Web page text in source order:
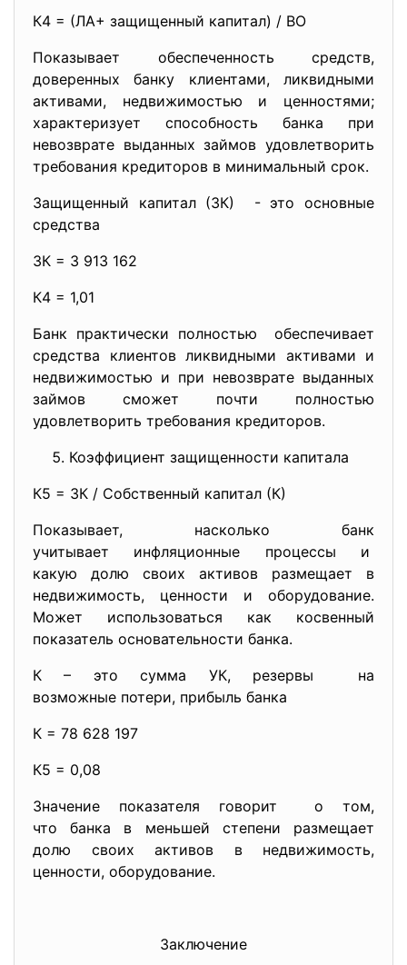
К4 = (ЛА+ защищенный капитал) / ВО
Показывает обеспеченность средств,
доверенных банку клиентами, ликвидными
активами, недвижимостью и ценностями;
характеризует способность банка при
невозврате выданных займов удовлетворить
требования кредиторов в минимальный срок.
Защищенный капитал (ЗК) - это основные
средства
ЗК = 3 913 162
К4 = 1,01
Банк практически полностью обеспечивает
средства клиентов ликвидными активами и
недвижимостью и при невозврате выданных
займов сможет почти полностью
удовлетворить требования кредиторов.
Коэффициент защищенности капитала
К5 = ЗК / Собственный капитал (К)
Показывает, насколько банк
учитывает инфляционные процессы и
какую долю своих активов размещает в
недвижимость, ценности и оборудование.
Может использоваться как косвенный
показатель основательности банка.
К – это сумма УК, резервы на
возможные потери, прибыль банка
К = 78 628 197
К5 = 0,08
Значение показателя говорит о том,
что банка в меньшей степени размещает
долю своих активов в недвижимость,
ценности, оборудование.
Заключение